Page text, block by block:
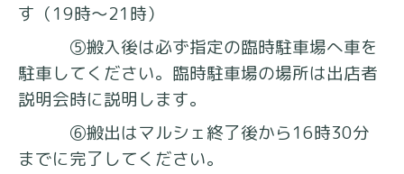
す（19時～21時）
⑤搬入後は必ず指定の臨時駐車場へ車を
駐車してください。臨時駐車場の場所は出店者
説明会時に説明します。
⑥搬出はマルシェ終了後から16時30分
までに完了してください。